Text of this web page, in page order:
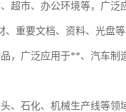
超市、办公环境等，广泛
重要文档、资料、光盘等
，广泛应用于**、汽车制
、石化、机械生产线等领